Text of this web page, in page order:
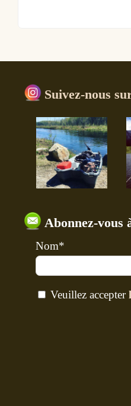
Suivez-nous
Abonnez-vous
Nom*
Veuillez accepter